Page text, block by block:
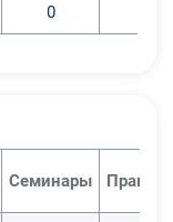
0
Семинары